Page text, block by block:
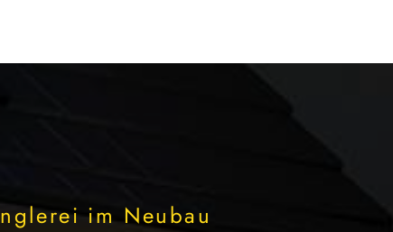
im Neubau